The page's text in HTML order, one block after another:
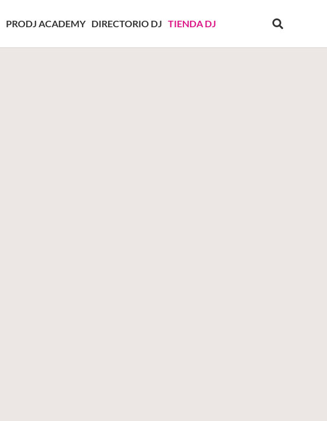
PRODJ ACADEMY DIRECTORIO DJ TIENDA DJ